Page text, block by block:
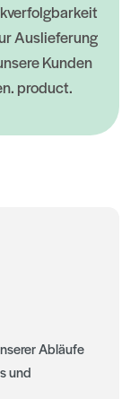
Auslieferung
Kunden
product.
Abläufe
und